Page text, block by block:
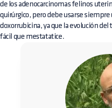
de los adenocarcinomas felinos
quirúrgico, pero debe usarse
doxorrubicina, ya que la evolución
fácil que mestatatice.